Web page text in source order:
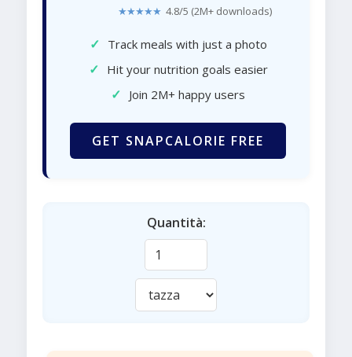
★★★★★ 4.8/5 (2M+ downloads)
✓ Track meals with just a photo
✓ Hit your nutrition goals easier
✓ Join 2M+ happy users
GET SNAPCALORIE FREE
Quantità: